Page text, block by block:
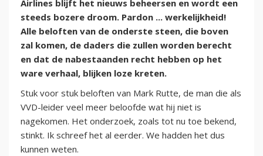
Airlines blijft het nieuws beheersen en wordt een
steeds bozere droom. Pardon ... werkelijkheid!
Alle beloften van de onderste steen, die boven
zal komen, de daders die zullen worden berecht
en dat de nabestaanden recht hebben op het
ware verhaal, blijken loze kreten.
Stuk voor stuk beloften van Mark Rutte, de man die als
VVD-leider veel meer beloofde wat hij niet is
nagekomen. Het onderzoek, zoals tot nu toe bekend,
stinkt. Ik schreef het al eerder. We hadden het dus
kunnen weten.